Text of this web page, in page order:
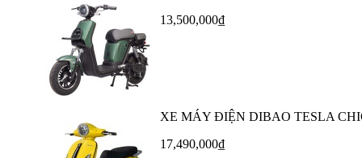
13,500,000₫
XE MÁY ĐIỆN DIBAO TESLA
17,490,000₫